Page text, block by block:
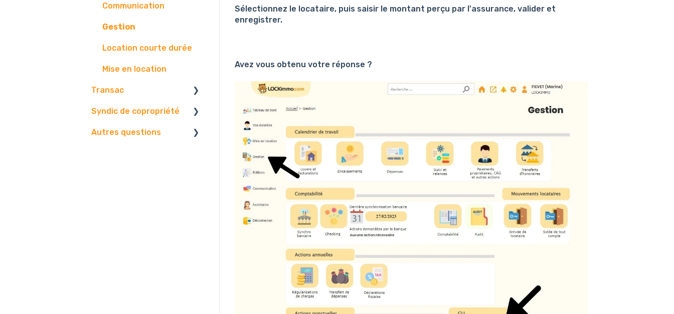
Sélectionnez le locataire, puis saisir le montant perçu par l'assurance, valider et
enregistrer.
Avez vous obtenu votre réponse ?
Communication
Gestion
Location courte durée
Mise en location
Transac
Paramétrage
Vos contact
Syndic de copropriété
Vos données
Autres questions